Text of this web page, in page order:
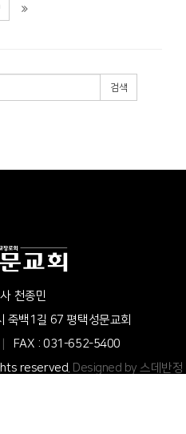
검색
천종민
죽백1길 67 평택성문교회
FAX : 031-652-5400
reserved. Designed by 스데반정